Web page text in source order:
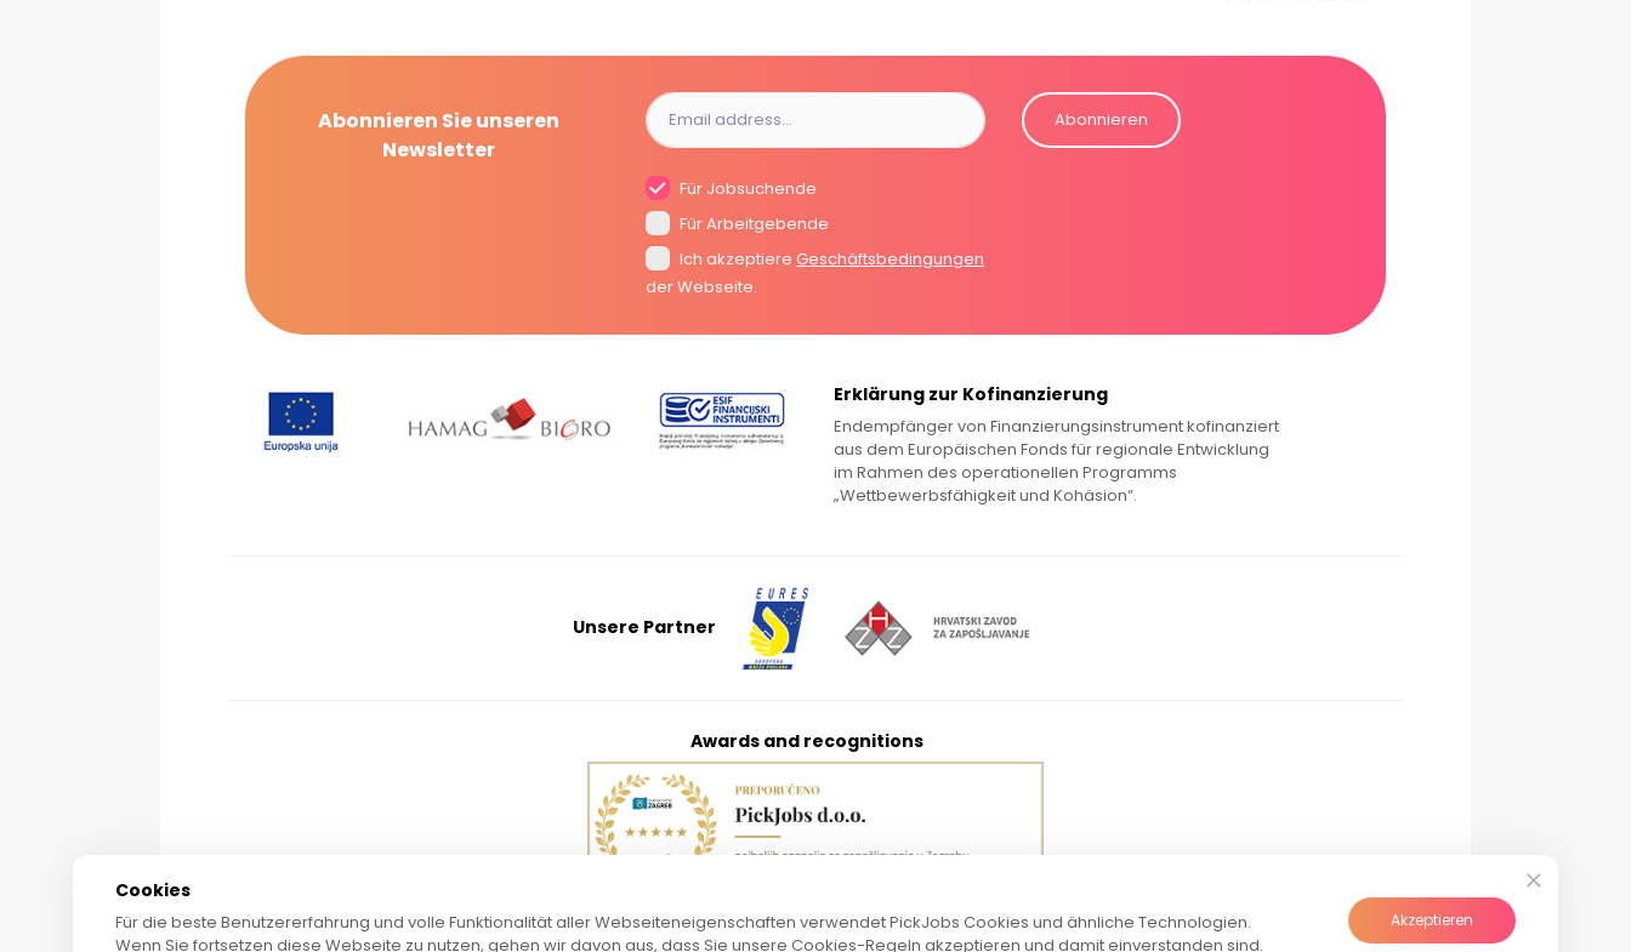
Abonnieren Sie unseren
Newsletter
Für Jobsuchende
Für Arbeitgebende
Ich akzeptiere Geschäftsbedingungen
der Webseite.
Abonnieren
Erklärung zur Kofinanzierung
Endempfänger von Finanzierungsinstrument kofinanziert
aus dem Europäischen Fonds für regionale Entwicklung
im Rahmen des operationellen Programms
„Wettbewerbsfähigkeit und Kohäsion“.
Unsere Partner
Awards and recognitions
Cookies
Für die beste Benutzererfahrung und volle Funktionalität aller Webseiteneigenschaften verwendet PickJobs Cookies und ähnliche Technologien.
Wenn Sie fortsetzen diese Webseite zu nutzen, gehen wir davon aus, dass Sie unsere Cookies-Regeln akzeptieren und damit einverstanden sind.
Akzeptieren